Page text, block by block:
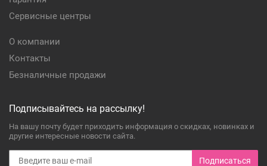
Сервисные центры
О компании
Контакты
Безналичные продажи
Подписывайтесь на рассылку!
На вашу почту будет приходить информация о скидках, новинках и
другие интересные новости сайта.
Подписаться